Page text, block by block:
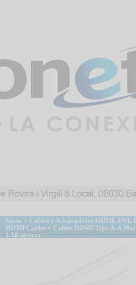
Inicio » Cables y Adaptadores HDMI, DVI,
HDMI Cables » Cables HDMI Tipo A-A
1.50 metros